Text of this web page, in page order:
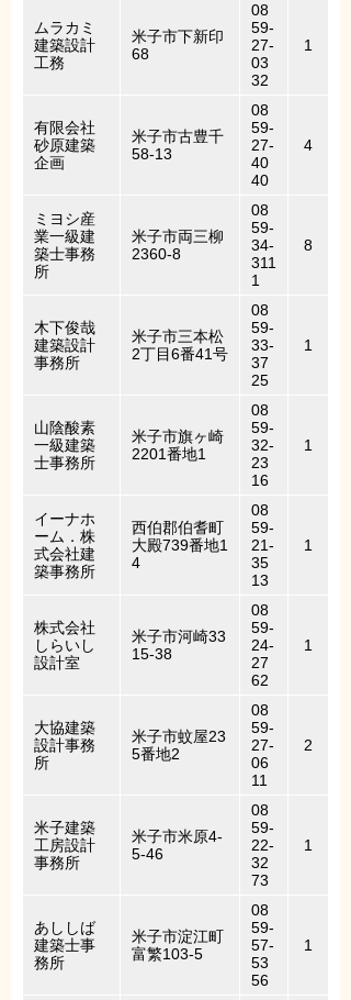
ムラカミ
建築設計
工務
米子市下新印
68
08
59-
27-
03
32
1
有限会社
砂原建築
企画
米子市古豊千
58-13
08
59-
27-
40
40
4
ミヨシ産
業一級建
築士事務
所
米子市両三柳
2360-8
08
59-
34-
311
1
8
木下俊哉
建築設計
事務所
米子市三本松
2丁目6番41号
08
59-
33-
37
25
1
山陰酸素
一級建築
士事務所
米子市旗ヶ崎
2201番地1
08
59-
32-
23
16
1
イーナホ
ーム．株
式会社建
築事務所
西伯郡伯耆町
大殿739番地1
4
08
59-
21-
35
13
1
株式会社
しらいし
設計室
米子市河崎33
15-38
08
59-
24-
27
62
1
大協建築
設計事務
所
米子市蚊屋23
5番地2
08
59-
27-
06
11
2
米子建築
工房設計
事務所
米子市米原4-
5-46
08
59-
22-
32
73
1
あししば
建築士事
務所
米子市淀江町
富繁103-5
08
59-
57-
53
56
1